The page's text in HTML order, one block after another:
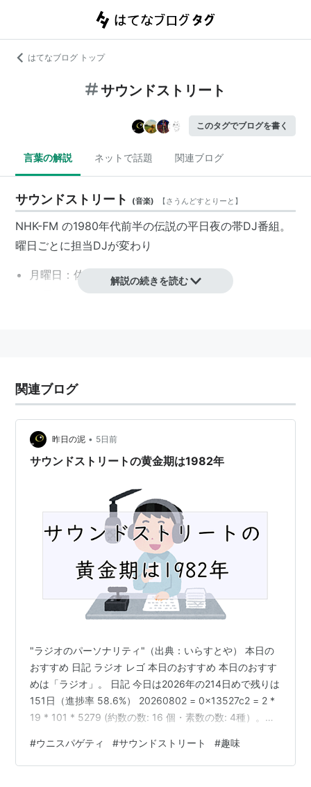
はてなブログ トップ
サウンドストリート
このタグでブログを書く
言葉の解説 ネットで話題 関連ブログ
サウンドストリート (音楽) 【さうんどすとりーと 】
NHK-FM の1980年代前半の伝説の平日夜の帯DJ番組。
曜日ごとに担当DJが変わり
月曜日：佐野元春
火曜日：坂本龍一
という強力なメンバが自分の好きなマニアックな音楽を
かけまり、当時のいたいけな日本中の青少年の心を洗脳
した (^^;
略称：「サンスト」
また「教授」の「デモテープ特集」、夏休みに特番とし
てデモテープの作り方だけを数日に渡って放送する「音
楽講座」など名物企画もあった。
この番組のリスナーで、現在ミュージシャンという方も
例：テイ・トウワ、槇原敬之、宮沢和史、高野寛などの
参考：
1983アルコ堂ＥＸページ
http://www.chokai.ne.jp/mimori/index.html
「デモテープ特集」からのオムニバス
DEMO TAPE‐1
解説の続きを読む
関連ブログ
昨日の泥 • 5日前
サウンドストリートの黄金期は1982年
"ラジオのパーソナリティ"（出典：いらすとや） 本日の
おすすめ 日記 ラジオ レゴ 本日のおすすめ 本日のおすす
めは「ラジオ」。 日記 今日は2026年の214日めで残りは
151日（進捗率 58.6%） 20260802 = 0x13527c2 = 2 *
19 * 101 * 5279 (約数の数: 16 個・素数の数: 4種）。ま
しくないのかもしれない。 今朝の手稲山。2026.08.02
昼食はミアボッカに行って今年最後のウニスパゲティ
#ウニスパゲティ #サウンドストリート #趣味